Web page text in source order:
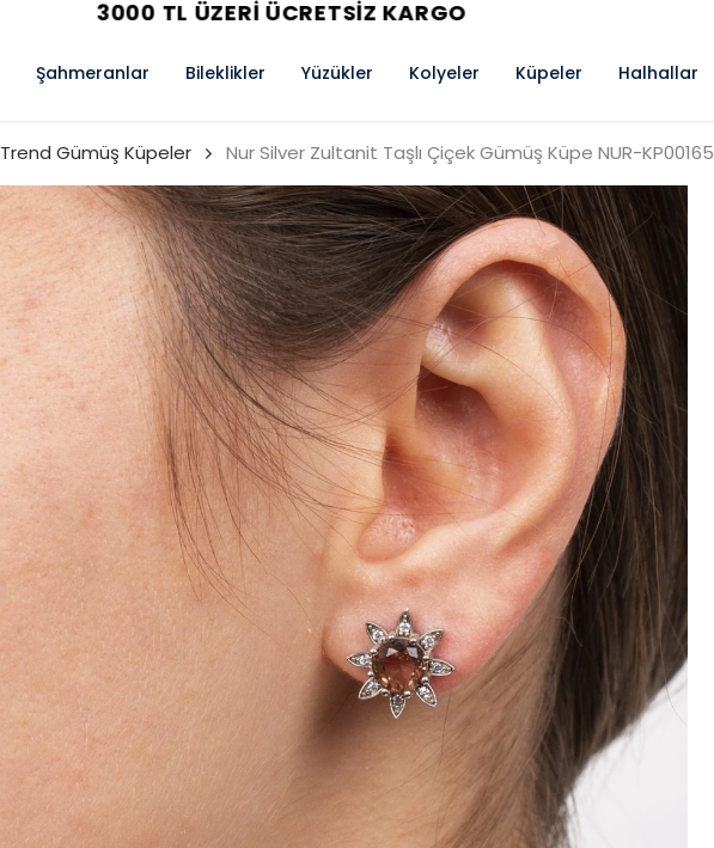
AYNI GÜN KARGO
Şahmeranlar Bileklikler Yüzükler Kolyeler Küpeler Halhallar
Trend Gümüş Küpeler Nur Silver Zultanit Taşlı Çiçek Gümüş Küpe NUR-KP00165